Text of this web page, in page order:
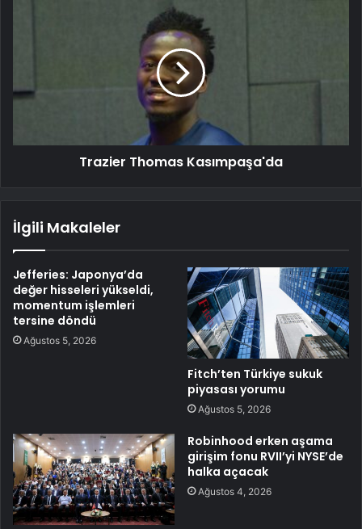
Trazier Thomas Kasımpaşa'da
İlgili Makaleler
Jefferies: Japonya’da
değer hisseleri yükseldi,
momentum işlemleri
tersine döndü
Ağustos 5, 2026
Fitch’ten Türkiye sukuk
piyasası yorumu
Ağustos 5, 2026
Robinhood erken aşama
girişim fonu RVII’yi NYSE’de
halka açacak
Ağustos 4, 2026